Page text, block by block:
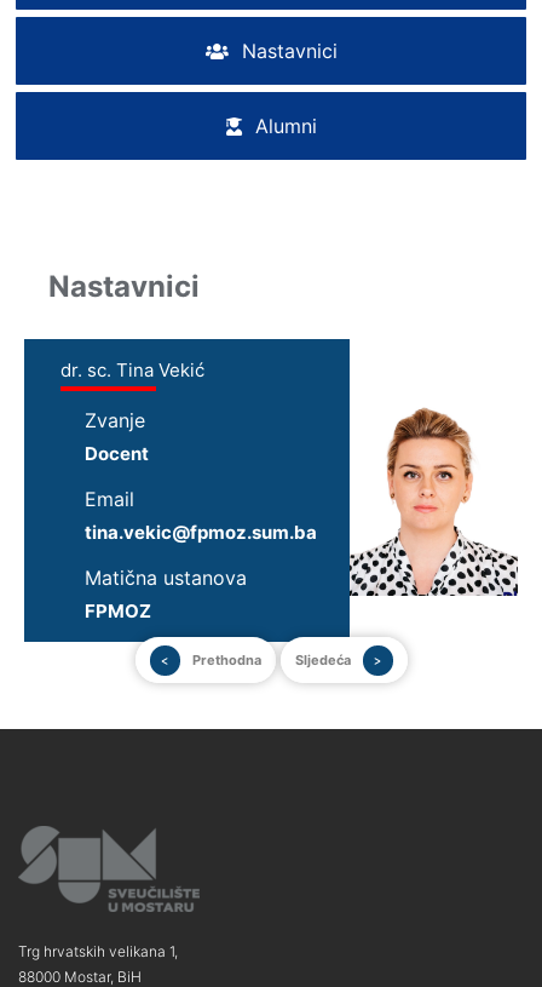
Nastavnici
Alumni
Nastavnici
dr. sc. Tina Vekić
Zvanje
Docent
Email
tina.vekic@fpmoz.sum.ba
Matična ustanova
FPMOZ
Prethodna Sljedeća
Trg hrvatskih velikana 1,
88000 Mostar, BiH